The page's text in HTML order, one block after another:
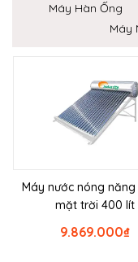
Máy Hàn Ống
Máy
Máy nước nóng năng
mặt trời 400 lít
₫
9.869.000